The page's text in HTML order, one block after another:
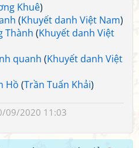
Khuê)
(Khuyết danh Việt Nam)
Thành (Khuyết danh Việt
quanh (Khuyết danh Việt
Hồ (Trần Tuấn Khải)
09/2020 11:03